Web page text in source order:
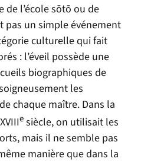
de l’école sōtō ou de
pas un simple événement
culturelle qui fait
: l’éveil possède une
biographiques de
les
chaque maître. Dans la
esiècle, on utilisait les
mais il ne semble pas
manière que dans la